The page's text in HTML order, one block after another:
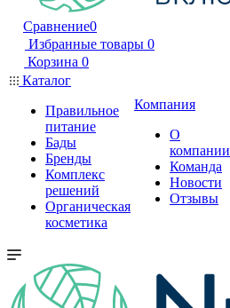
Сравнение0
Избранные товары 0
Корзина 0
Каталог
Правильное
питание
Бады
Бренды
Комплекс
решений
Органическая
косметика
Компания
О
компании
Команда
Новости
Отзывы